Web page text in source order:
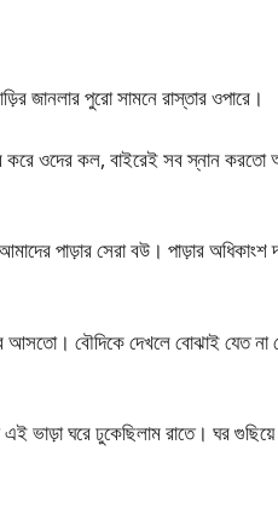
জানলার পুরো সামনে রাস্তার ওপারে।
করে ওদের কল, বাইরেই সব স্নান করতো
পাড়ার সেরা বউ। পাড়ার অধিকাংশ
আসতো। বৌদিকে দেখলে বোঝাই যেত না
ভাড়া ঘরে ঢুকেছিলাম রাতে। ঘর